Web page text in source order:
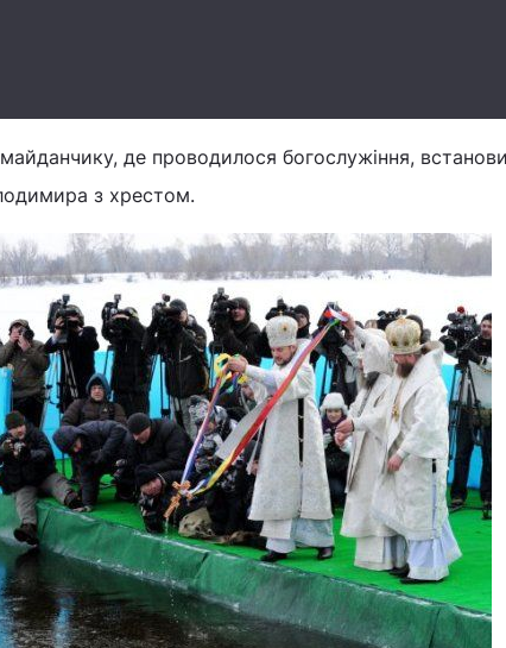
де проводилося богослужіння,
з хрестом.